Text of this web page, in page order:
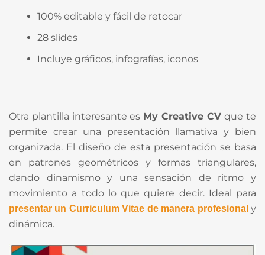
100% editable y fácil de retocar
28 slides
Incluye gráficos, infografías, iconos
Otra plantilla interesante es My Creative CVque te
permite crear una presentación llamativa y bien
organizada. El diseño de esta presentación se basa
en patrones geométricos y formas triangulares,
dando dinamismo y una sensación de ritmo y
movimiento a todo lo que quiere decir. Ideal para
presentar un Curriculum Vitae de manera profesional y
dinámica.